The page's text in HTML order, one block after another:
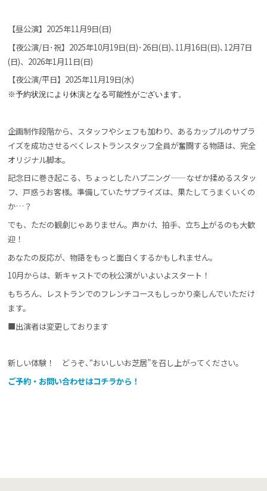
【昼公演】2025年11月9日(日)
【夜公演/日･祝】2025年10月19日(日)･26日(日)､11月16日(日)､12月7日
(日)、2026年1月11日(日)
【夜公演/平日】2025年11月19日(水)
※予約状況により休演となる可能性がございます。
企画制作段階から、スタッフやシェフも加わり、あるカップルのサプラ
イズを成功させるべくレストランスタッフ全員が奮闘する物語は、完全
オリジナル脚本。
記念日に巻き起こる、ちょっとしたハプニング——なぜか揉めるスタッ
フ、戸惑うお客様。準備していたサプライズは、果たしてうまくいくの
か…？
でも、ただの観劇じゃありません。声かけ、拍手、立ち上がるのも大歓
迎！
あなたの反応が、物語をもっと面白くするかもしれません。
10月からは、新キャストでの秋公演がいよいよスタート！
もちろん、レストランでのフレンチコースもしっかり楽しんでいただけ
ます。
■出演者は変更しております
新しい体験！ どうぞ､“おいしいお芝居”を召し上がってください。
ご予約・お問い合わせはコチラから！